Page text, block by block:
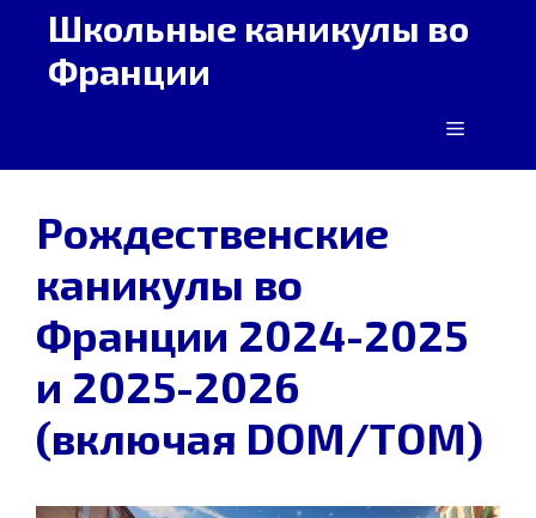
Перейти
содержимому
Школьные каникулы во
Франции
Меню
Рождественские
каникулы во
Франции 2024-2025
и 2025-2026
(включая DOM/TOM)